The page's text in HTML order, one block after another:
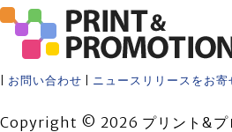
お問い合わせ ニュースリリースをお寄
Copyright © 2026 プリント&プ